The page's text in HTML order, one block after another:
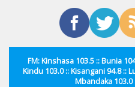
FM: Kinshasa 103.5 :: Bunia
Kindu 103.0 :: Kisangani 94.8 ::
Mbandaka 103.0